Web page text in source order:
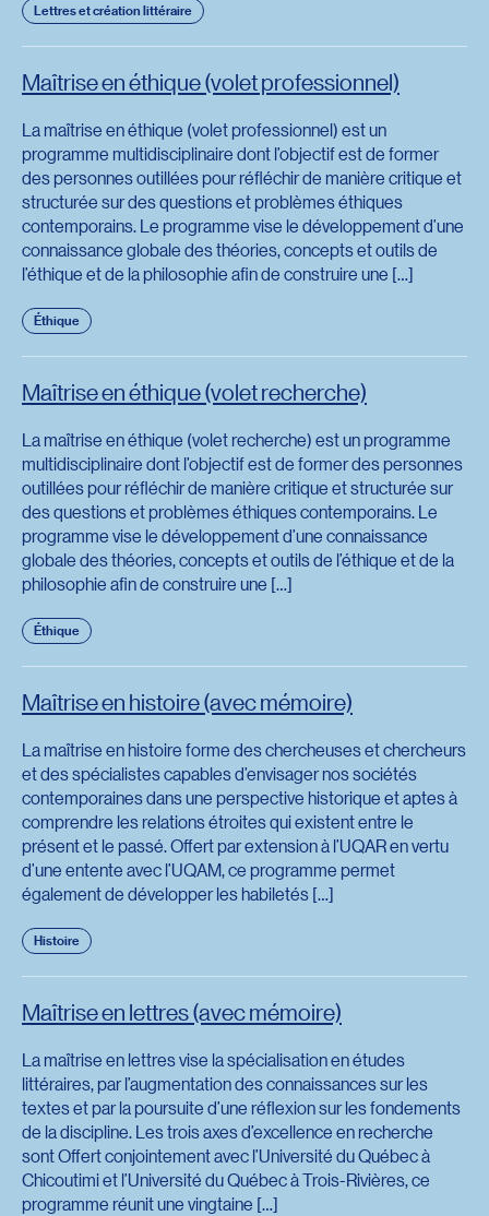
Lettres et création littéraire
Maîtrise en éthique (volet professionnel)
La maîtrise en éthique (volet professionnel) est un
programme multidisciplinaire dont l’objectif est de former
des personnes outillées pour réfléchir de manière critique et
structurée sur des questions et problèmes éthiques
contemporains. Le programme vise le développement d’une
connaissance globale des théories, concepts et outils de
l’éthique et de la philosophie afin de construire une […]
Éthique
Maîtrise en éthique (volet recherche)
La maîtrise en éthique (volet recherche) est un programme
multidisciplinaire dont l’objectif est de former des personnes
outillées pour réfléchir de manière critique et structurée sur
des questions et problèmes éthiques contemporains. Le
programme vise le développement d’une connaissance
globale des théories, concepts et outils de l’éthique et de la
philosophie afin de construire une […]
Éthique
Maîtrise en histoire (avec mémoire)
La maîtrise en histoire forme des chercheuses et chercheurs
et des spécialistes capables d’envisager nos sociétés
contemporaines dans une perspective historique et aptes à
comprendre les relations étroites qui existent entre le
présent et le passé. Offert par extension à l’UQAR en vertu
d’une entente avec l’UQAM, ce programme permet
également de développer les habiletés […]
Histoire
Maîtrise en lettres (avec mémoire)
La maîtrise en lettres vise la spécialisation en études
littéraires, par l’augmentation des connaissances sur les
textes et par la poursuite d’une réflexion sur les fondements
de la discipline. Les trois axes d’excellence en recherche
sont Offert conjointement avec l’Université du Québec à
Chicoutimi et l’Université du Québec à Trois-Rivières, ce
programme réunit une vingtaine […]